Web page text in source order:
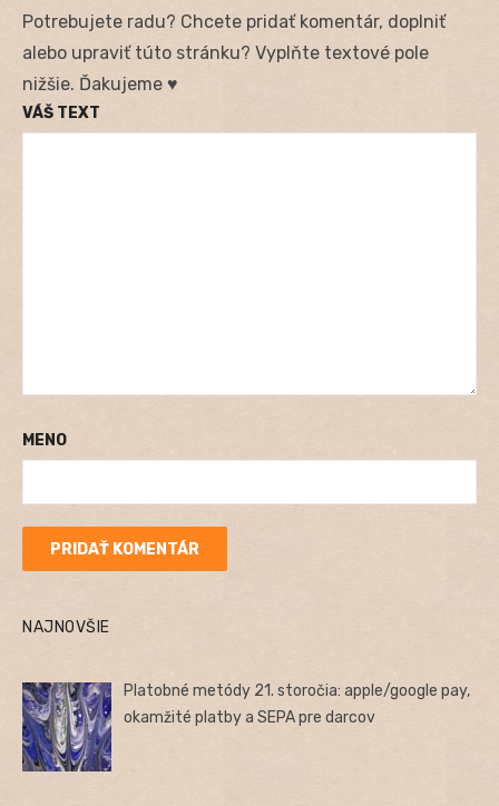
Potrebujete radu? Chcete pridať komentár, doplniť
alebo upraviť túto stránku? Vyplňte textové pole
nižšie. Ďakujeme ♥
VÁŠ TEXT
MENO
NAJNOVŠIE
Platobné metódy 21. storočia: apple/google pay,
okamžité platby a SEPA pre darcov